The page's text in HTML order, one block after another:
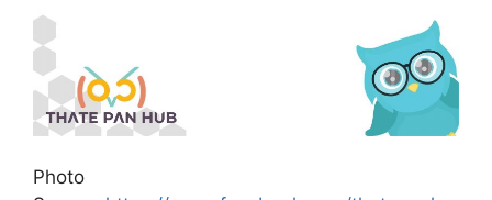
Photo